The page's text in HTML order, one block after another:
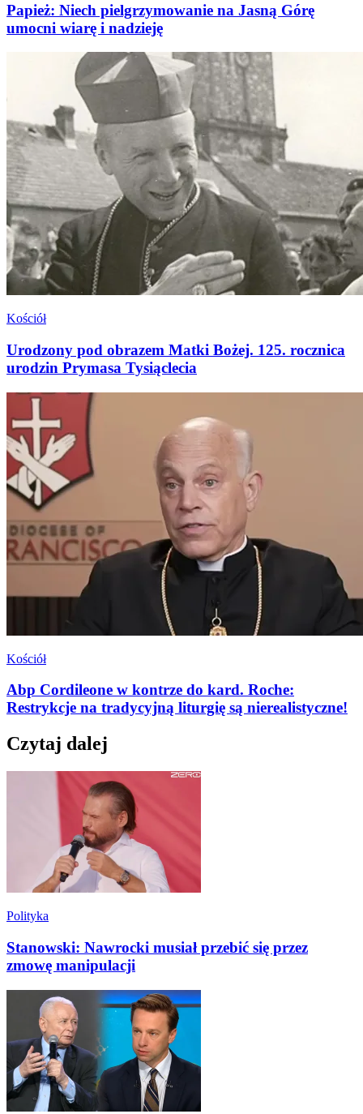
Papież: Niech pielgrzymowanie na Jasną Górę
umocni wiarę i nadzieję
Kościół
Urodzony pod obrazem Matki Bożej. 125. rocznica
urodzin Prymasa Tysiąclecia
Kościół
Abp Cordileone w kontrze do kard. Roche:
Restrykcje na tradycyjną liturgię są nierealistyczne!
Czytaj dalej
Polityka
Stanowski: Nawrocki musiał przebić się przez
zmowę manipulacji